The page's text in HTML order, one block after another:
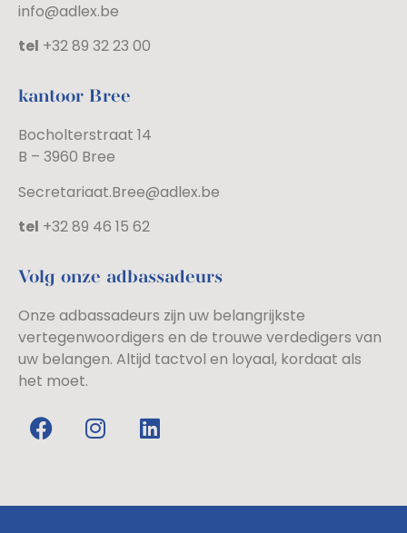
info@adlex.be
tel +32 89 32 23 00
kantoor Bree
Bocholterstraat 14
B – 3960 Bree
Secretariaat.Bree@adlex.be
tel +32 89 46 15 62
Volg onze adbassadeurs
Onze adbassadeurs zijn uw belangrijkste
vertegenwoordigers en de trouwe verdedigers van
uw belangen. Altijd tactvol en loyaal, kordaat als
het moet.